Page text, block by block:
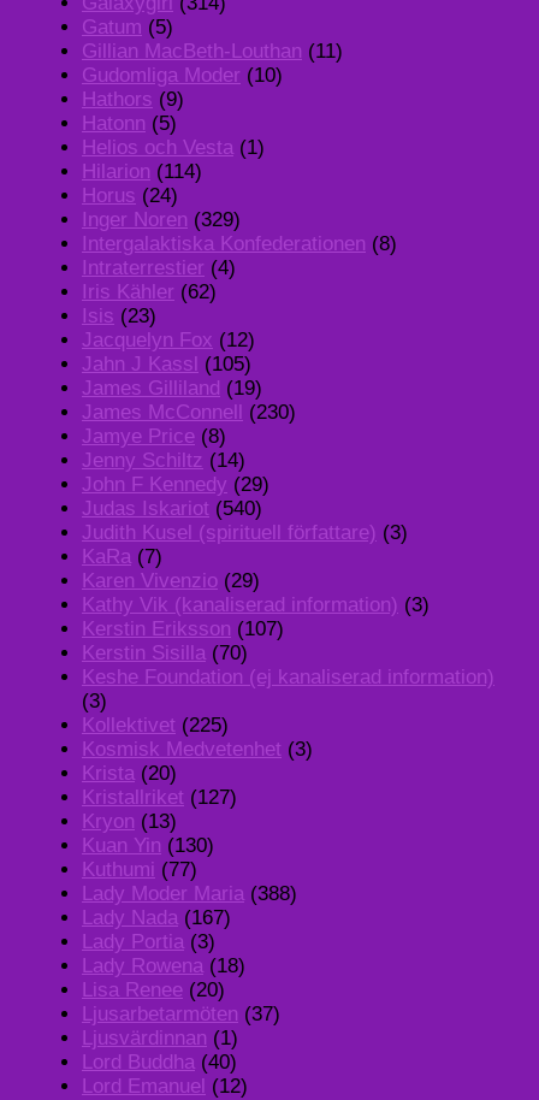
Gatum (5)
Gillian MacBeth-Louthan (11)
Gudomliga Moder (10)
Hathors (9)
Hatonn (5)
Helios och Vesta (1)
Hilarion (114)
Horus (24)
Inger Noren (329)
Intergalaktiska Konfederationen (8)
Intraterrestier (4)
Iris Kähler (62)
Isis (23)
Jacquelyn Fox (12)
Jahn J Kassl (105)
James Gilliland (19)
James McConnell
(230)
Jamye Price (8)
Jenny Schiltz (14)
John F Kennedy (29)
Judas Iskariot (540)
Judith Kusel (spirituell författare) (3)
KaRa (7)
Karen Vivenzio (29)
Kathy Vik (kanaliserad information) (3)
Kerstin Eriksson (107)
Kerstin Sisilla (70)
Keshe Foundation (ej kanaliserad information)
(3)
Kollektivet (225)
Kosmisk Medvetenhet (3)
Krista (20)
Kristallriket (127)
Kryon (13)
Kuan Yin (130)
Kuthumi (77)
Lady Moder Maria (388)
Lady Nada (167)
Lady Portia (3)
Lady Rowena (18)
Lisa Renee (20)
Ljusarbetarmöten (37)
Ljusvärdinnan (1)
Lord Buddha (40)
Lord Emanuel (12)